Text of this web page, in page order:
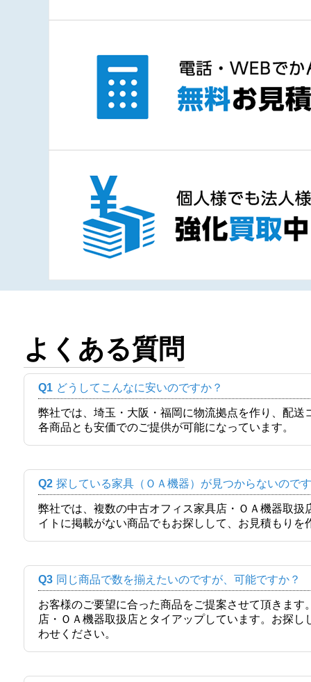
よくある質問
Q1 どうしてこんなに安いのですか？
弊社では、埼玉・大阪・福岡に物流拠点を作り、配
各商品とも安価でのご提供が可能になっています。
Q2 探している家具（ＯＡ機器）が見つからないので
弊社では、複数の中古オフィス家具店・ＯＡ機器取
イトに掲載がない商品でもお探しして、お見積もりを
Q3 同じ商品で数を揃えたいのですが、可能ですか？
お客様のご要望に合った商品をご提案させて頂きま
店・ＯＡ機器取扱店とタイアップしています。お探
わせください。